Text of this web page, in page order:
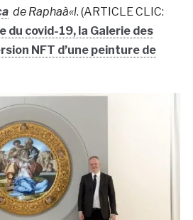
de Raphaà«l. (ARTICLE CLIC:
du covid-19, la Galerie des
NFT d’une peinture de